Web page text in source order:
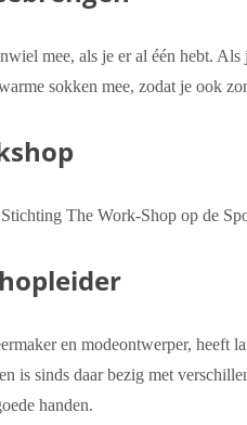
mee, als je er al één hebt.
sokken mee, zodat je ook
The Work-Shop op de
en modeontwerper, heeft
is sinds daar bezig met
handen.